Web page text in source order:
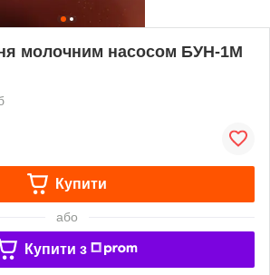
молочним насосом БУН-1М
Купити
або
Купити з